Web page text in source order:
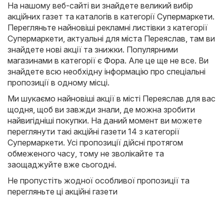
На нашому веб-сайті ви знайдете великий вибір
акційних газет та каталогів в категорії Супермаркети.
Перегляньте найновіші рекламні листівки з категорії
Супермаркети, актуальні для міста Переяслав, там ви
знайдете нові акції та знижки. Популярними
магазинами в категорії є Фора. Але це ще не все. Ви
знайдете всю необхідну інформацію про спеціальні
пропозиції в одному місці.
Ми шукаємо найновіші акції в місті Переяслав для вас
щодня, щоб ви завжди знали, де можна зробити
найвигідніші покупки. На даний момент ви можете
переглянути такі акційні газети 14 з категорії
Супермаркети. Усі пропозиції дійсні протягом
обмеженого часу, тому не зволікайте та
заощаджуйте вже сьогодні.
Не пропустіть жодної особливої пропозиції та
перегляньте ці акційні газети